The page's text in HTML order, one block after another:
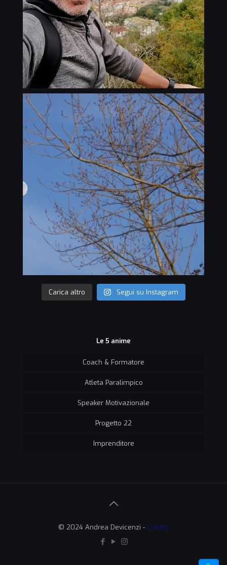
Carica altro Segui su Instagram
Le 5 anime
Coach & Formatore
Atleta Paralimpico
Speaker Motivazionale
Progetto 22
Imprenditore
© 2024 Andrea Devicenzi - Credits